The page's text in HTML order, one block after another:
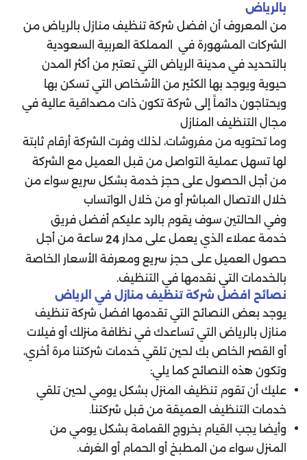
بالرياض
من المعروف أن افضل شركة تنظيف منازل بالرياض من
الشركات المشهورة في المملكة العربية السعودية
بالتحديد في مدينة الرياض التي تعتبر من أكثر المدن
حيوية ويوجد بها الكثير من الأشخاص التي تسكن بها
ويحتاجون دائماً إلى شركة تكون ذات مصداقية عالية في
مجال التنظيف المنازل
وما تحتويه من مفروشات، لذلك وفرت الشركة أرقام ثابتة
لها تسهل عملية التواصل من قبل العميل مع الشركة
من أجل الحصول على حجز خدمة بشكل سريع سواء من
خلال الاتصال المباشر أو من خلال الواتساب
وفي الحالتين سوف يقوم بالرد عليكم أفضل فريق
خدمة عملاء الذي يعمل على مدار 24 ساعة من أجل
حصول العميل على حجز سريع ومعرفة الأسعار الخاصة
بالخدمات التي نقدمها في التنظيف.
نصائح افضل شركة تنظيف منازل في الرياض
يوجد بعض النصائح التي تقدمها افضل شركة تنظيف
منازل بالرياض التي تساعدك في نظافة منزلك أو فيلات
أو القصر الخاص بك لحين تلقي خدمات شركتنا مرة أخري،
وتكون هذه النصائح كما يلي:
عليك أن تقوم تنظيف المنزل بشكل يومي لحين تلقي
خدمات التنظيف العميقة من قبل شركتنا.
وأيضا يجب القيام بخروج القمامة بشكل يومي من
المنزل سواء من المطبخ أو الحمام أو الغرف.